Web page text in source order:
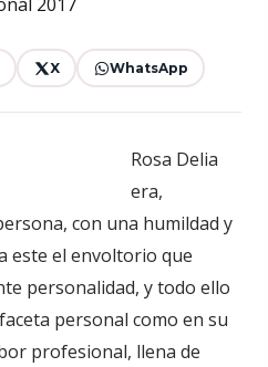
X WhatsApp
Rosa Delia
era,
con una humildad y
este el envoltorio que
personalidad, y todo ello
personal como en su
profesional, llena de